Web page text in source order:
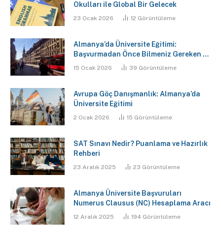
Okulları ile Global Bir Gelecek
23 Ocak 2026 12 Görüntüleme
Almanya’da Üniversite Eğitimi:
Başvurmadan Önce Bilmeniz Gereken 7
Kritik Gerçek
15 Ocak 2026 39 Görüntüleme
Avrupa Göç Danışmanlık: Almanya’da
Üniversite Eğitimi
2 Ocak 2026 15 Görüntüleme
SAT Sınavı Nedir? Puanlama ve Hazırlık
Rehberi
23 Aralık 2025 23 Görüntüleme
Almanya Üniversite Başvuruları
Numerus Clausus (NC) Hesaplama Aracı
12 Aralık 2025 194 Görüntüleme